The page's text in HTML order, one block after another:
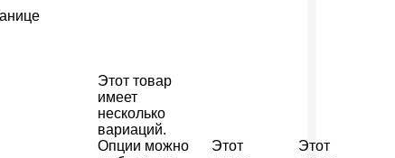
Этот товар
имеет
несколько
вариаций.
Опции можно
Этот
Этот